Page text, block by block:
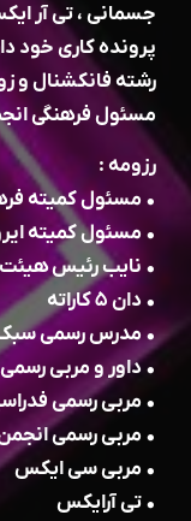
جسمانی ، تی آر
رشته فانکشنال و
مسئول فرهنگی
رزومه :
• مسئول کمیته
• مسئول کمیته
• نایب رئیس هیئت
• دان ۵ کاراته
• مدرس رسمی
• داور و مربی
• مربی رسمی
• مربی رسمی
• مربی سی ایکس
• تی آرایکس